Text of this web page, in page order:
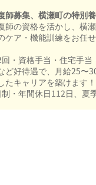
師募集、横瀬町の特別
師の資格を活かし、横
ケア・機能訓練をお任
回・資格手当・住宅手
ど好待遇で、月給25〜
たキャリアを築けます！
制・年間休日112日、夏
環境です！